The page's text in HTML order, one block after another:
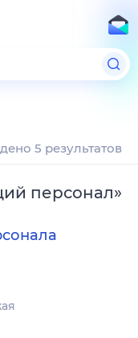
5 результатов
персонал»